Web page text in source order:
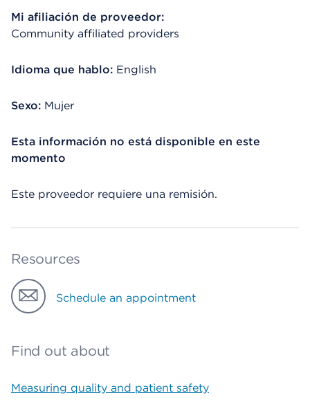
Mi afiliación de proveedor:
Community affiliated providers
Idioma que hablo: English
Sexo: Mujer
Esta información no está disponible en este
momento
Este proveedor requiere una remisión.
Resources
Schedule an appointment
Find out about
Measuring quality and patient safety